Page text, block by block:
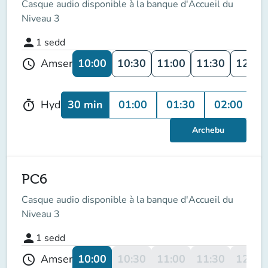
Casque audio disponible à la banque d'Accueil du
Niveau 3
person 1 sedd
schedule Amser 10:00 10:30 11:00 11:30 12:00
timer Hyd 30 min 01:00 01:30 02:00
Archebu
PC6
Casque audio disponible à la banque d'Accueil du
Niveau 3
person 1 sedd
schedule Amser 10:00 10:30 11:00 11:30 12:00